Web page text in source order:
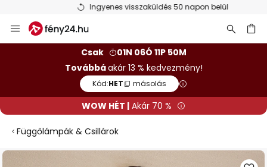
Ingyenes visszaküldés 50 napon belül
Ugrás
a
Csak
01N 06Ó 11P 50M
Továbbáakár 13 % kedvezmény!
Kód:HET másolás
WOW HÉT | Akár 70 %
Függőlámpák & Csillárok
Ugrás